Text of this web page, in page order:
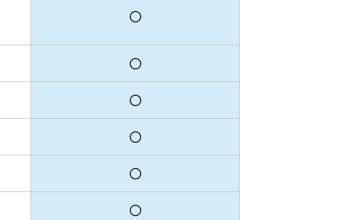
〇
〇
〇
〇
〇
〇